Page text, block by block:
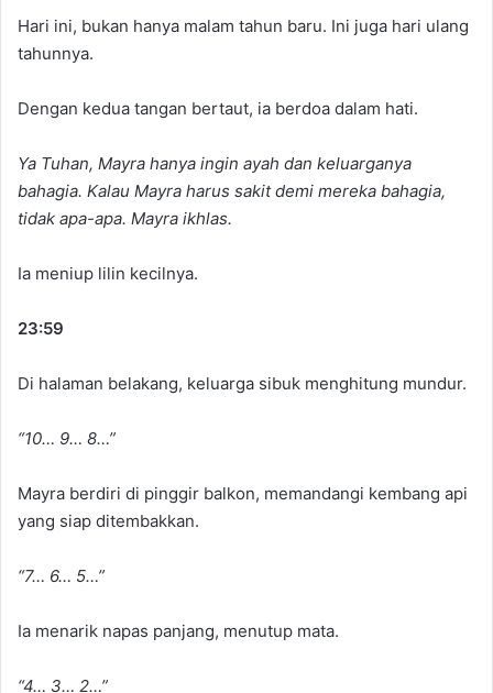
Hari ini, bukan hanya malam tahun baru. Ini juga hari ulang
tahunnya.
Dengan kedua tangan bertaut, ia berdoa dalam hati.
Ya Tuhan, Mayra hanya ingin ayah dan keluarganya
bahagia. Kalau Mayra harus sakit demi mereka bahagia,
tidak apa-apa. Mayra ikhlas.
Ia meniup lilin kecilnya.
23:59
Di halaman belakang, keluarga sibuk menghitung mundur.
“10… 9… 8…”
Mayra berdiri di pinggir balkon, memandangi kembang api
yang siap ditembakkan.
“7… 6… 5…”
Ia menarik napas panjang, menutup mata.
“4… 3… 2…”